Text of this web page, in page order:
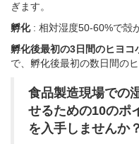
ぎます。
孵化: 相対湿度50-60%で殻
孵化後最初の3日間のヒヨ
で、孵化後最初の数日間の
食品製造現場での
せるための10のポ
を入手しませんか？